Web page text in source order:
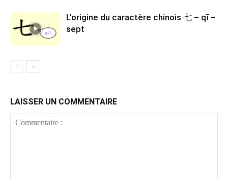
L’origine du caractère chinois 七 – qī –
sept
LAISSER UN COMMENTAIRE